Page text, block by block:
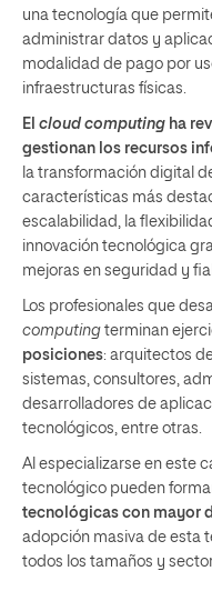
una tecnología que
administrar datos y
modalidad de pago por
infraestructuras físicas.
El cloud computing ha
gestionan los recursos
la transformación digital
características más
escalabilidad, la
innovación tecnológica
mejoras en seguridad y
Los profesionales que
computing terminan
posiciones: arquitectos
sistemas, consultores,
desarrolladores de
tecnológicos, entre otras.
Al especializarse en este
tecnológico pueden
tecnológicas con mayor
adopción masiva de esta
todos los tamaños y